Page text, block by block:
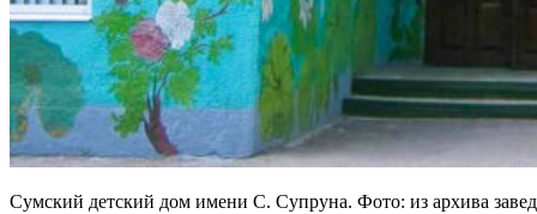
Сумский детский дом имени С. Супруна. Фото: из архива